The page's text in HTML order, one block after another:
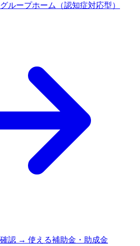
グループホーム（認知症対応型）
認 → 使える補助金・助成金